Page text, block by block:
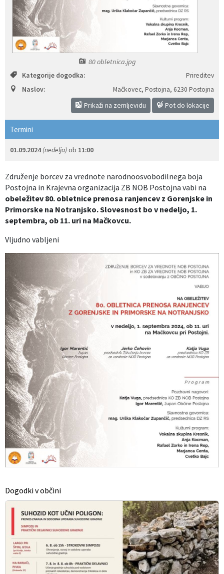
80 obletnica.jpg
Kategorije dogodka:
Prireditev
Naslov:
Mačkovec, Postojna, 6230 Postojna
Prikaži na zemljevidu Pot do lokacije
Termini
01.09.2024 (nedelja) ob 11:00
Združenje borcev za vrednote narodnoosvobodilnega boja
Postojna in Krajevna organizacija ZB NOB Postojna vabi na
obeležitev 80. obletnice prenosa ranjencev z Gorenjske in
Primorske na Notranjsko. Slovesnost bo v nedeljo, 1.
septembra, ob 11. uri na Mačkovcu.
Vljudno vabljeni
Dogodki v občini
Izobraževanje
Kultura, šport in turizem
Skupna občinska uprava